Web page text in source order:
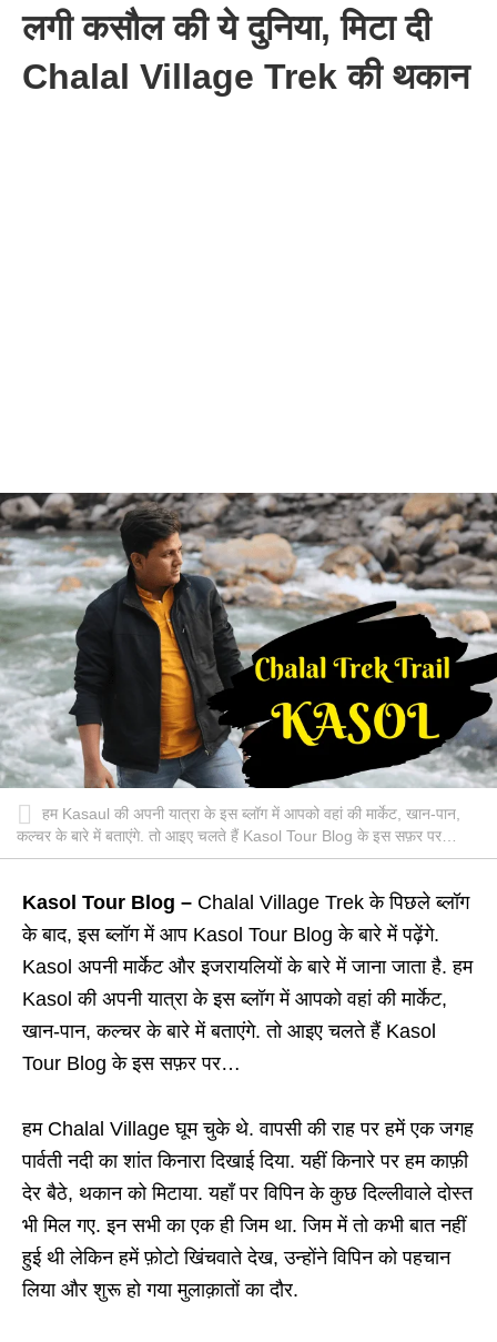
लगी कसौल की ये दुनिया, मिटा दी
Chalal Village Trek की थकान
हम Kasaul की अपनी यात्रा के इस ब्लॉग में आपको वहां की मार्केट, खान-पान,
कल्चर के बारे में बताएंगे. तो आइए चलते हैं Kasol Tour Blog के इस सफ़र पर…
Kasol Tour Blog – Chalal Village Trek के पिछले ब्लॉग
के बाद, इस ब्लॉग में आप Kasol Tour Blog के बारे में पढ़ेंगे.
Kasol अपनी मार्केट और इजरायलियों के बारे में जाना जाता है. हम
Kasol की अपनी यात्रा के इस ब्लॉग में आपको वहां की मार्केट,
खान-पान, कल्चर के बारे में बताएंगे. तो आइए चलते हैं Kasol
Tour Blog के इस सफ़र पर…
हम Chalal Village घूम चुके थे. वापसी की राह पर हमें एक जगह
पार्वती नदी का शांत किनारा दिखाई दिया. यहीं किनारे पर हम काफ़ी
देर बैठे, थकान को मिटाया. यहाँ पर विपिन के कुछ दिल्लीवाले दोस्त
भी मिल गए. इन सभी का एक ही जिम था. जिम में तो कभी बात नहीं
हुई थी लेकिन हमें फ़ोटो खिंचवाते देख, उन्होंने विपिन को पहचान
लिया और शुरू हो गया मुलाक़ातों का दौर.